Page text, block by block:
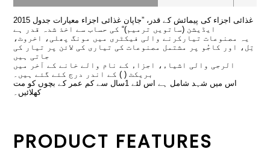
غذائی اجزاء کی پیمائش کے قدر، ”جاپان غذائی اجزاء معیارات جدول 2015
ایڈیشن (ساتویں ترمیم)“ کی حساب سے اخذ شدہ قدر ہے
یہ مصنوعات تیارکرنے والی فیکٹری میں مونگ پھلی، اخروٹ،
تِل، اور کاجُو پر مشتمل مصنوعات کی تیاری کی لائن پر تیار کی
جاتی ہیں
الرجی والی اشیاء، اجزاء کے نام والے خانے کے آخر میں
بریکٹ ( ) کے اندر درج کئے گئے ہیں۔
اس میں شہد شامل ہے اس لئے 1سال سے کم عمر کے بچوں کو مت
کھلائیں۔
PRODUCT FEATURES